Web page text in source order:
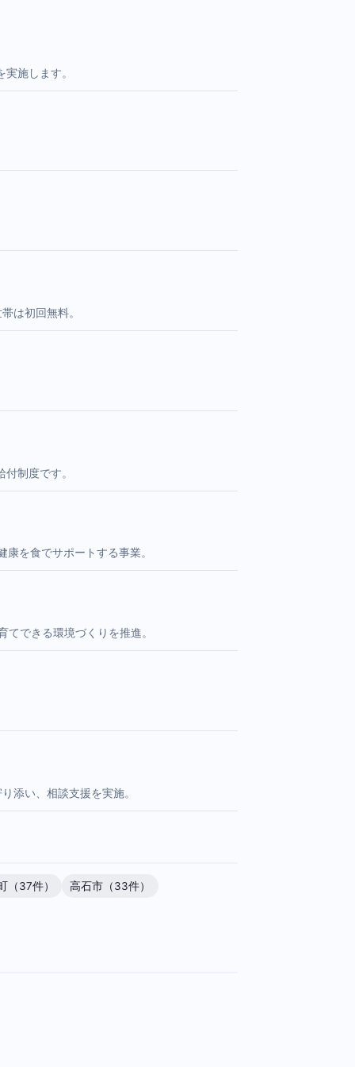
施します。
は初回無料。
制度です。
を食でサポートする事業。
できる環境づくりを推進。
添い、相談支援を実施。
（37件） 高石市（33件）